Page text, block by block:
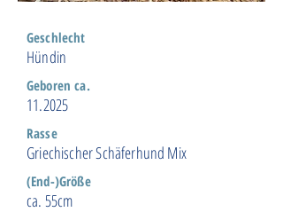
Geschlecht
Hündin
Geboren ca.
11.2025
Rasse
Griechischer Schäferhund Mix
(End-)Größe
ca. 55cm